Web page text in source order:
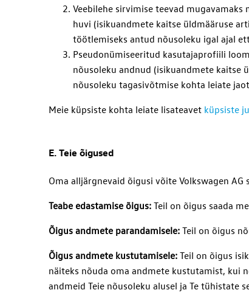
Veebilehe sirvimise teevad mugavamaks
huvi (isikuandmete kaitse üldmääruse
töötlemiseks antud nõusoleku igal ajal
Pseudonümiseeritud kasutajaprofiili
nõusoleku andnud (isikuandmete kaitse
nõusoleku tagasivõtmise kohta leiate
Meie küpsiste kohta leiate lisateavet küpsiste
E. Teie õigused
Oma alljärgnevaid õigusi võite Volkswagen
Teabe edastamise õigus: Teil on õigus saada
Õigus andmete parandamisele: Teil on õigus
Õigus andmete kustutamisele: Teil on õigus
näiteks nõuda oma andmete kustutamist, kui
andmeid Teie nõusoleku alusel ja Te tühistate